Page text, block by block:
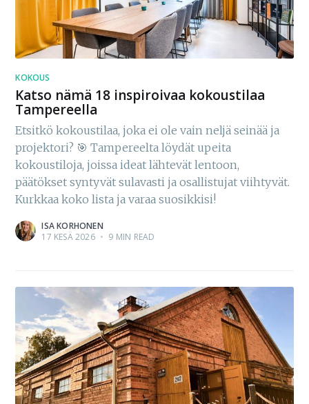
KOKOUS
Katso nämä 18 inspiroivaa kokoustilaa
Tampereella
Etsitkö kokoustilaa, joka ei ole vain neljä seinää ja
projektori? 🎯 Tampereelta löydät upeita
kokoustiloja, joissa ideat lähtevät lentoon,
päätökset syntyvät sulavasti ja osallistujat viihtyvät.
Kurkkaa koko lista ja varaa suosikkisi!
ISA KORHONEN
17 KESÄ 2026 • 9 MIN READ